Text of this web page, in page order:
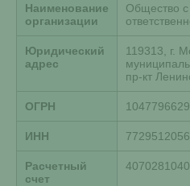
Наименование
организации
Общество с
Юридический
адрес
119313, г.
пр-кт
ОГРН
ИНН 7729512056
Расчетный
счет